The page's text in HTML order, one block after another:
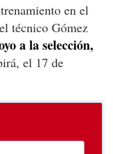
en el
técnico Gómez
a la selección,
el 17 de